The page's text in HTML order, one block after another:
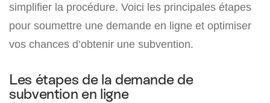
simplifier la procédure. Voici les principales étapes
pour soumettre une demande en ligne et optimiser
vos chances d’obtenir une subvention.
Les étapes de la demande de
subvention en ligne